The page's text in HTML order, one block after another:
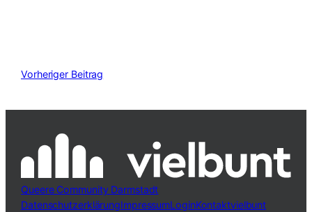
Vorheriger Beitrag
Queere Community Darmstadt
DatenschutzerklärungImpressumLoginKontaktvielbunt